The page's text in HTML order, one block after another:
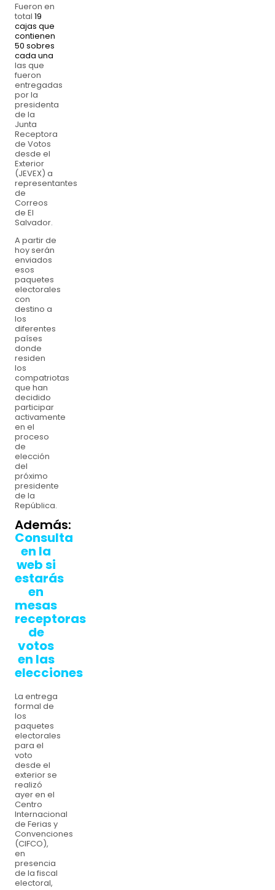
Fueron en
total 19
cajas que
contienen
50 sobres
cada una
las que
fueron
entregadas
por la
presidenta
de la
Junta
Receptora
de Votos
desde el
Exterior
(JEVEX) a
representantes
de
Correos
de El
Salvador.
A partir de
hoy serán
enviados
esos
paquetes
electorales
con
destino a
los
diferentes
países
donde
residen
los
compatriotas
que han
decidido
participar
activamente
en el
proceso
de
elección
del
próximo
presidente
de la
República.
Además:
Consulta
en la
web si
estarás
en
mesas
receptoras
de
votos
en las
elecciones
La entrega
formal de
los
paquetes
electorales
para el
voto
desde el
exterior se
realizó
ayer en el
Centro
Internacional
de Ferias y
Convenciones
(CIFCO),
en
presencia
de la fiscal
electoral,